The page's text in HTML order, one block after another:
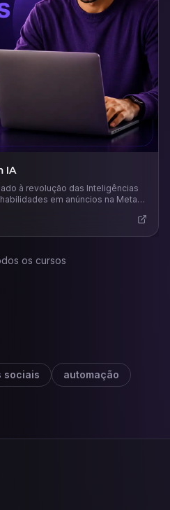
IA
à revolução das Inteligências
em anúncios na Meta
os cursos
sociais
automação